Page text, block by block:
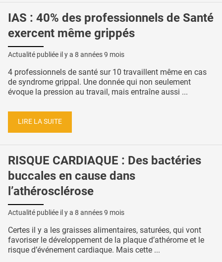
IAS : 40% des professionnels de Santé
exercent même grippés
Actualité publiée il y a 8 années 9 mois
4 professionnels de santé sur 10 travaillent même en cas
de syndrome grippal. Une donnée qui non seulement
évoque la pression au travail, mais entraîne aussi ...
LIRE LA SUITE
RISQUE CARDIAQUE : Des bactéries
buccales en cause dans
l’athérosclérose
Actualité publiée il y a 8 années 9 mois
Certes il y a les graisses alimentaires, saturées, qui vont
favoriser le développement de la plaque d’athérome et le
risque d’événement cardiaque. Mais cette ...